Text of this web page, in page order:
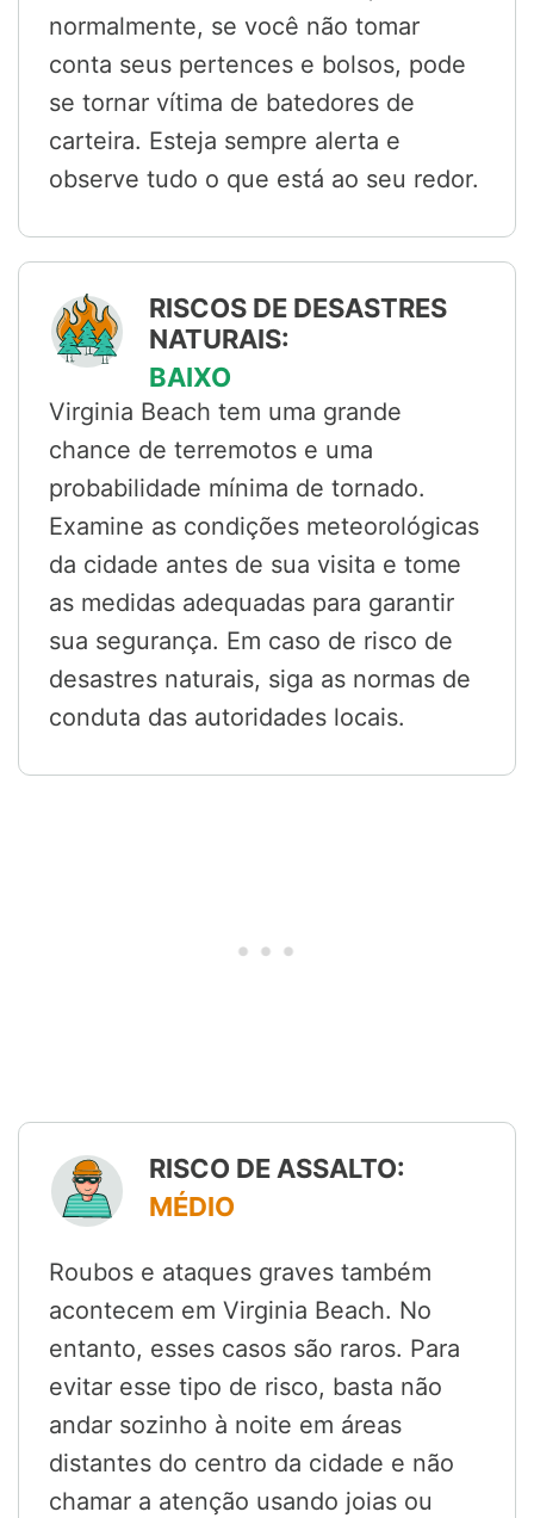
normalmente, se você não tomar
conta seus pertences e bolsos, pode
se tornar vítima de batedores de
carteira. Esteja sempre alerta e
observe tudo o que está ao seu redor.
RISCOS DE DESASTRES
NATURAIS:
BAIXO
Virginia Beach tem uma grande
chance de terremotos e uma
probabilidade mínima de tornado.
Examine as condições meteorológicas
da cidade antes de sua visita e tome
as medidas adequadas para garantir
sua segurança. Em caso de risco de
desastres naturais, siga as normas de
conduta das autoridades locais.
RISCO DE ASSALTO:
MÉDIO
Roubos e ataques graves também
acontecem em Virginia Beach. No
entanto, esses casos são raros. Para
evitar esse tipo de risco, basta não
andar sozinho à noite em áreas
distantes do centro da cidade e não
chamar a atenção usando joias ou